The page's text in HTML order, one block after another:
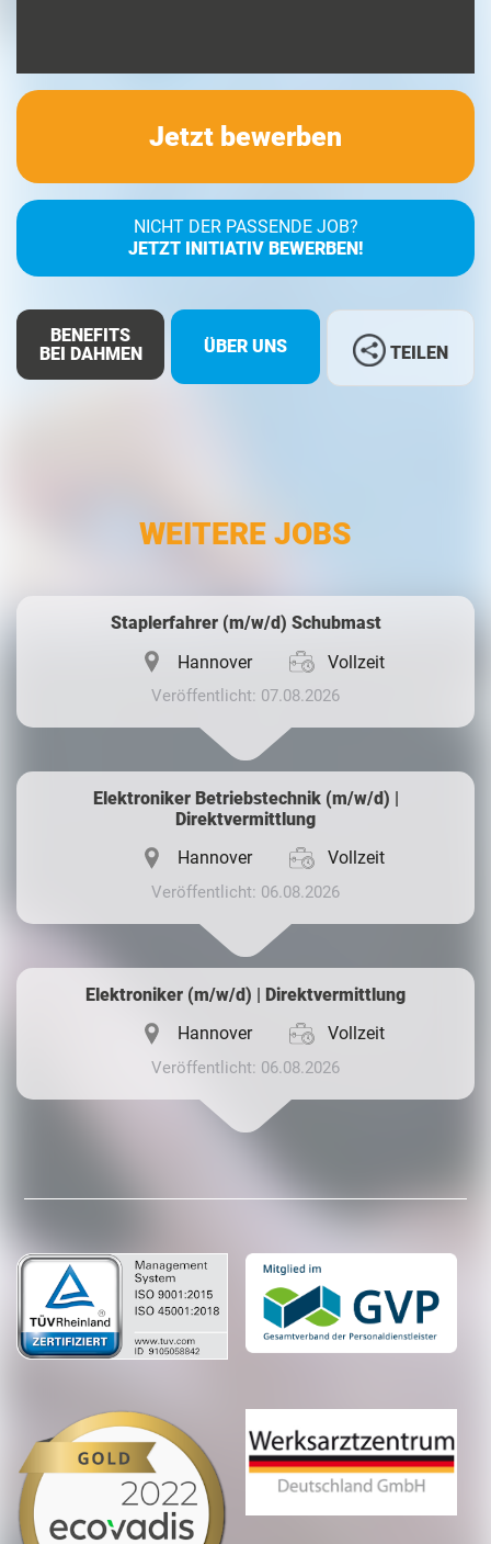
Jetzt bewerben
NICHT DER PASSENDE JOB?
JETZT INITIATIV BEWERBEN!
BENEFITS
BEI DAHMEN
ÜBER UNS TEILEN
WEITERE JOBS
Staplerfahrer (m/w/d) Schubmast
Hannover
Vollzeit
Veröffentlicht: 07.08.2026
Elektroniker Betriebstechnik (m/w/d) |
Direktvermittlung
Hannover
Vollzeit
Veröffentlicht: 06.08.2026
Elektroniker (m/w/d) | Direktvermittlung
Hannover
Vollzeit
Veröffentlicht: 06.08.2026